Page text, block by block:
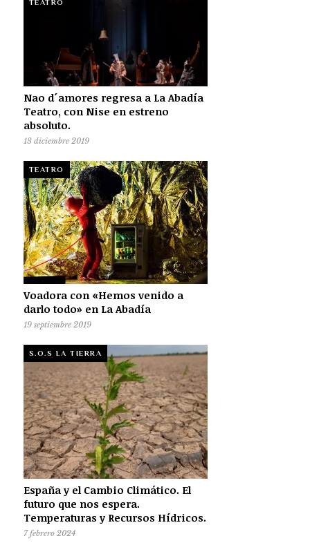
TEATRO
Nao d´amores regresa a La Abadía
Teatro, con Nise en estreno
absoluto.
13 diciembre 2019
TEATRO
Voadora con «Hemos venido a
darlo todo» en La Abadía
19 septiembre 2019
S.O.S LA TIERRA
España y el Cambio Climático. El
futuro que nos espera.
Temperaturas y Recursos Hídricos.
7 febrero 2024